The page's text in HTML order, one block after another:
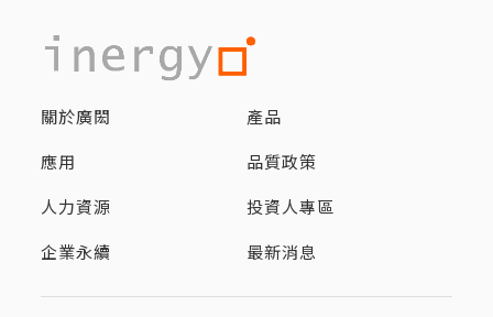
關於廣閎 產品
應用 品質政策
人力資源 投資人專區
企業永續 最新消息